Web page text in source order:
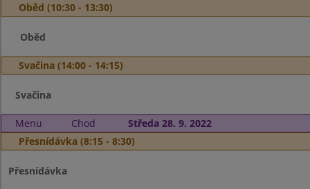
Oběd (10:30 - 13:30)
Oběd
Svačina (14:00 - 14:15)
Svačina
Menu Chod
Středa 28. 9. 2022
Přesnídávka (8:15 - 8:30)
Přesnídávka